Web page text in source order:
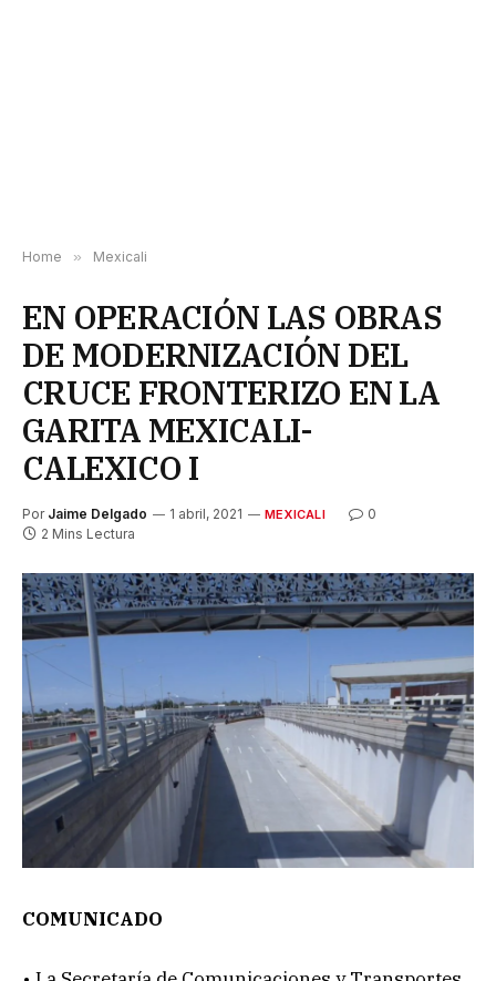
Home » Mexicali
EN OPERACIÓN LAS OBRAS
DE MODERNIZACIÓN DEL
CRUCE FRONTERIZO EN LA
GARITA MEXICALI-
CALEXICO I
Por Jaime Delgado 1 abril, 2021 MEXICALI
0
2 Mins Lectura
COMUNICADO